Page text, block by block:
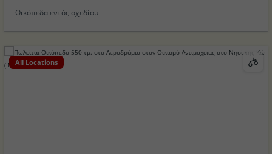
Οικόπεδα εντός σχεδίου
All Locations